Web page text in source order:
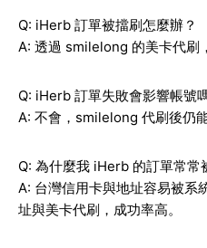
Q: iHerb 訂單被擋刷怎麼辦？
A: 透過 smilelong 的美卡代刷
Q: iHerb 訂單失敗會影響帳號
A: 不會，smilelong 代刷後仍
Q: 為什麼我 iHerb 的訂單常常
A: 台灣信用卡與地址容易被
址與美卡代刷，成功率高。